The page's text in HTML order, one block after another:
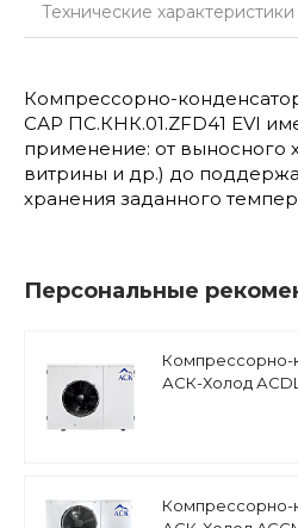
Технические характеристики
Компрессорно-
САР ПС.КНК.01.ZFD41 EVI
применение: от выносного
витрины и др.) до
хранения заданного
Персональные
Компрессорно-
АСК-Холод
Компрессорно-